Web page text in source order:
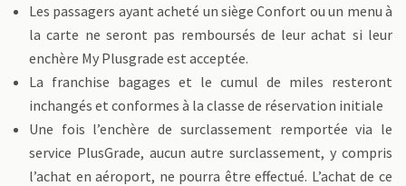
Les passagers ayant acheté un siège Confort ou un menu à
la carte ne seront pas remboursés de leur achat si leur
enchère My Plusgrade est acceptée.
La franchise bagages et le cumul de miles resteront
inchangés et conformes à la classe de réservation initiale
Une fois l’enchère de surclassement remportée via le
service PlusGrade, aucun autre surclassement, y compris
l’achat en aéroport, ne pourra être effectué. L’achat de ce